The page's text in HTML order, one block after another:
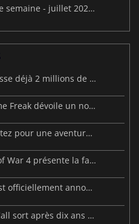
Sorties de jeux vidéo de cette semaine - juillet 2026 (semaine 31)
Resident Evil: Veronica dépasse déjà 2 millions de wishlists
Beast of Reincarnation : Game Freak dévoile un nouveau pari
Big Walk est disponible : partez pour une aventure entre amis
Warhammer 40 000 : Dawn of War 4 présente la faction des Nécrons
Le DLC Nioh 3 : Hell Rising est officiellement annoncé
Forsaken Realms : Vahrin's Call sort après dix ans de développement